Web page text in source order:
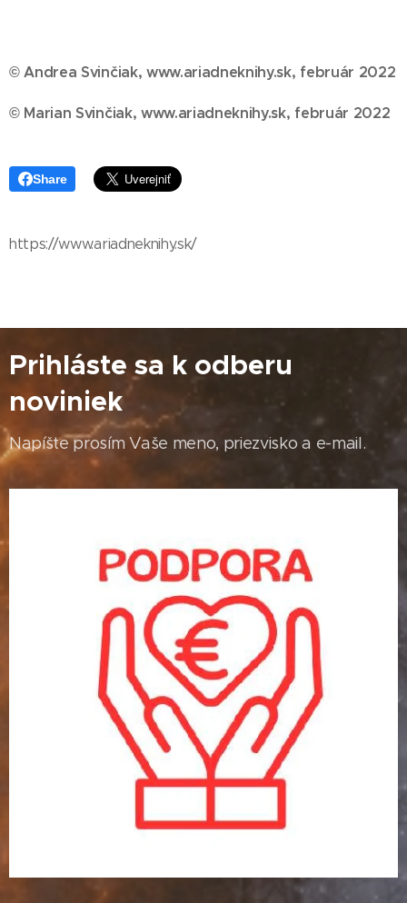
© Andrea Svinčiak, www.ariadneknihy.sk, február 2022
© Marian Svinčiak, www.ariadneknihy.sk, február 2022
Share
https://www.ariadneknihy.sk/
Prihláste sa k odberu
noviniek
Napíšte prosím Vaše meno, priezvisko a e-mail.